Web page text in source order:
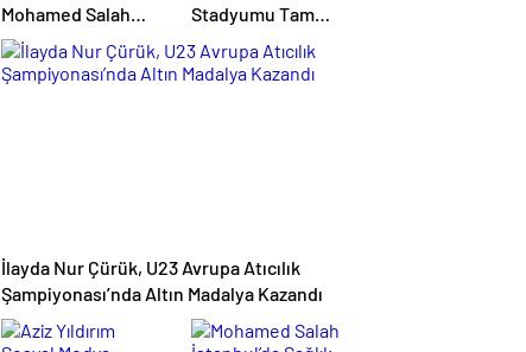
Mohamed Salah
Heyecanı:
Taraftarlar
Mağazalara Akın Etti
Stadyumu Tam
Kapasite Açılıyor:
Erzurumspor’un İlk
Konuğu Galatasaray
İlayda Nur Çürük, U23 Avrupa Atıcılık
Şampiyonası’nda Altın Madalya Kazandı